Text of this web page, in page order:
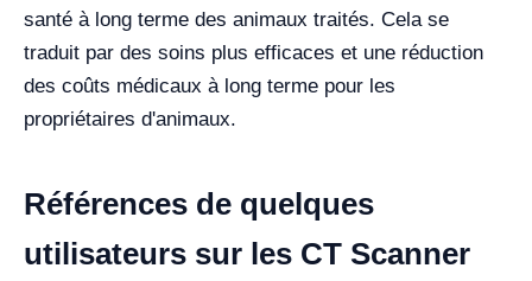
santé à long terme des animaux traités. Cela se
traduit par des soins plus efficaces et une réduction
des coûts médicaux à long terme pour les
propriétaires d'animaux.
Références de quelques
utilisateurs sur les CT Scanner